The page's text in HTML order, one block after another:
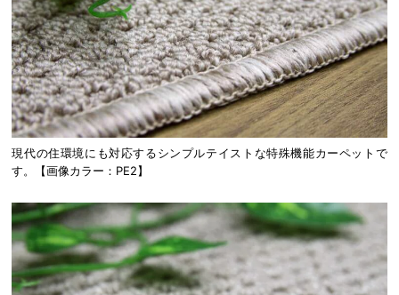
現代の住環境にも対応するシンプルテイストな特殊機能カーペットで
す。【画像カラー：PE2】